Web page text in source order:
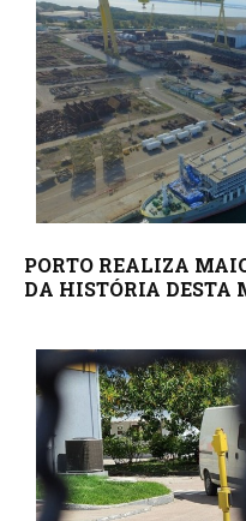
PORTO REALIZA
DA HISTÓRIA DESTA